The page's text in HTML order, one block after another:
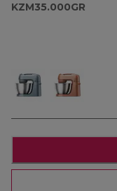
KZM35.000GR